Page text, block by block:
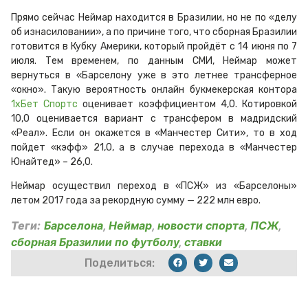
Прямо сейчас Неймар находится в Бразилии, но не по «делу
об изнасиловании», а по причине того, что сборная Бразилии
готовится в Кубку Америки, который пройдёт с 14 июня по 7
июля. Тем временем, по данным СМИ, Неймар может
вернуться в «Барселону уже в это летнее трансферное
«окно». Такую вероятность онлайн букмекерская контора
1хБет Спортс оценивает коэффициентом 4,0. Котировкой
10,0 оценивается вариант с трансфером в мадридский
«Реал». Если он окажется в «Манчестер Сити», то в ход
пойдет «кэфф» 21,0, а в случае перехода в «Манчестер
Юнайтед» – 26,0.
Неймар осуществил переход в «ПСЖ» из «Барселоны»
летом 2017 года за рекордную сумму — 222 млн евро.
Теги: Барселона, Неймар, новости спорта, ПСЖ,
сборная Бразилии по футболу, ставки
Поделиться: